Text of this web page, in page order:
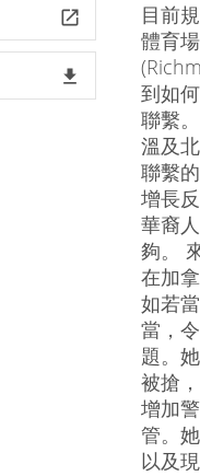
launch
file_download
目前
體育
到如
聯繫
溫及
聯繫
增長
華裔
夠。
在加
如若
當，
題。
被搶
增加
管。
以及